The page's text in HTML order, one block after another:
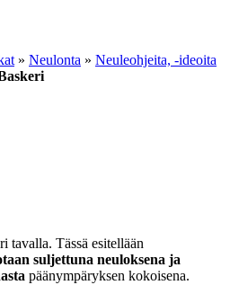
» Neulonta » Neuleohjeita, -ideoita
tavalla. Tässä esitellään
suljettuna neuloksena ja
päänympäryksen kokoisena.